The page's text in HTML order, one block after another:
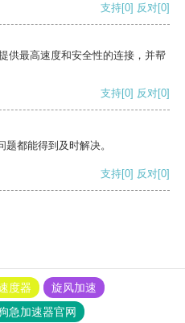
支持[0] 反对[0]
供最高速度和安全性的连接，并帮
支持[0] 反对[0]
都能得到及时解决。
支持[0] 反对[0]
度器
旋风加速
急加速器官网